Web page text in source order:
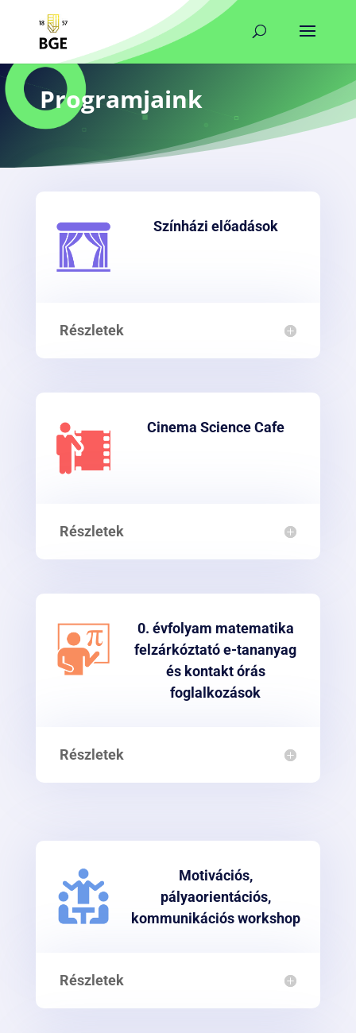
Programjaink
Színházi előadások
Részletek
Cinema Science Cafe
Részletek
0. évfolyam matematika
felzárkóztató e-tananyag
és kontakt órás
foglalkozások
Részletek
Motivációs,
pályaorientációs,
kommunikációs workshop
Részletek